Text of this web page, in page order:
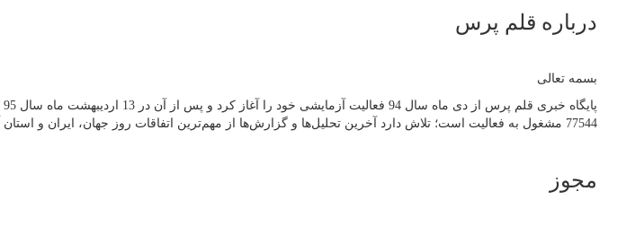
درباره قلم پرس
بسمه تعالی
77544 مشغول به فعالیت است؛ تلاش دارد آخرین تحلیل‌ها و گزارش‌ها از مهم‌ترین اتفاقات روز جهان، ایران و استان آذربایجان‌شرقی را به صورت آنلاین در اختیار مخاطبان خود قرار دهد.
مجوز